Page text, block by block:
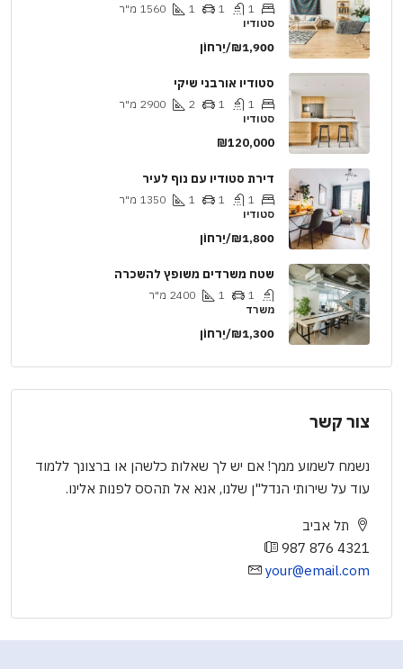
1
1
1
1560 מ"ר
סטודיו
₪1,900/יַרחוֹן
סטודיו אורבני שיקי
1
1
2
2900 מ"ר
סטודיו
₪120,000
דירת סטודיו עם נוף לעיר
1
1
1
1350 מ"ר
סטודיו
₪1,800/יַרחוֹן
שטח משרדים משופץ להשכרה
1
1
2400 מ"ר
משרד
₪1,300/יַרחוֹן
צור קשר
נשמח לשמוע ממך! אם יש לך שאלות כלשהן או ברצונך ללמוד
עוד על שירותי הנדל"ן שלנו, אנא אל תהסס לפנות אלינו.
תל אביב
987 876 4321
your@email.com